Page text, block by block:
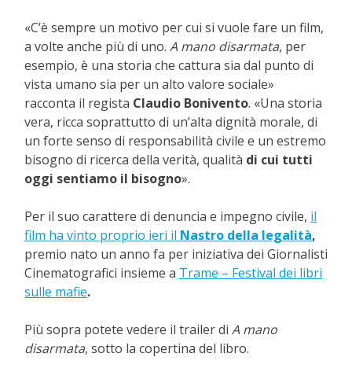
«C’è sempre un motivo per cui si vuole fare un film,
a volte anche più di uno. A mano disarmata, per
esempio, è una storia che cattura sia dal punto di
vista umano sia per un alto valore sociale»
racconta il regista Claudio Bonivento. «Una storia
vera, ricca soprattutto di un’alta dignità morale, di
un forte senso di responsabilità civile e un estremo
bisogno di ricerca della verità, qualità di cui tutti
oggi sentiamo il bisogno».
Per il suo carattere di denuncia e impegno civile, il
film ha vinto proprio ieri il Nastro della legalità,
premio nato un anno fa per iniziativa dei Giornalisti
Cinematografici insieme a Trame – Festival dei libri
sulle mafie.
Più sopra potete vedere il trailer di A mano
disarmata, sotto la copertina del libro.